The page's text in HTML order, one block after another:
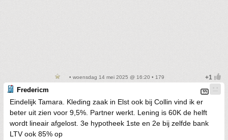
• woensdag 14 mei 2025 @ 16:20 • 179
Fredericm
Eindelijk Tamara. Kleding zaak in Elst ook bij Collin vind ik er
beter uit zien voor 9,5%. Partner werkt. Lening is 60K de helft
wordt lineair afgelost. 3e hypotheek 1ste en 2e bij zelfde bank
LTV ook 85% op